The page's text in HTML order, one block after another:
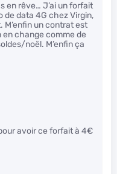
en rêve… J’ai un forfait
de data 4G chez Virgin,
M’enfin un contrat est
en change comme de
noël. M’enfin ça
avoir ce forfait à 4€